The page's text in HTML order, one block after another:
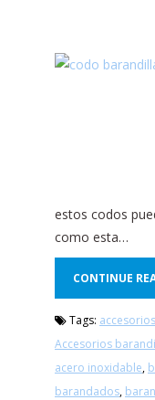
estos codos
como esta…
CONTINUE
Tags:
Accesorios
acero inoxidable,
barandados,